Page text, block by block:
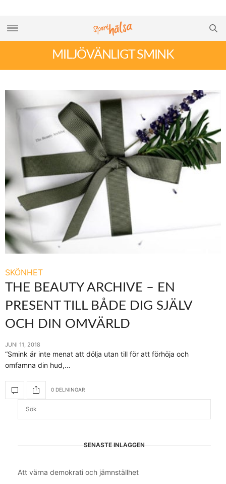
MILJÖVÄNLIGT SMINK
SKÖNHET
THE BEAUTY ARCHIVE – EN
PRESENT TILL BÅDE DIG SJÄLV
OCH DIN OMVÄRLD
JUNI 11, 2018
“Smink är inte menat att dölja utan till för att förhöja och
omfamna din hud,…
0 DELNINGAR
SENASTE INLÄGGEN
Att värna demokrati och jämnställhet